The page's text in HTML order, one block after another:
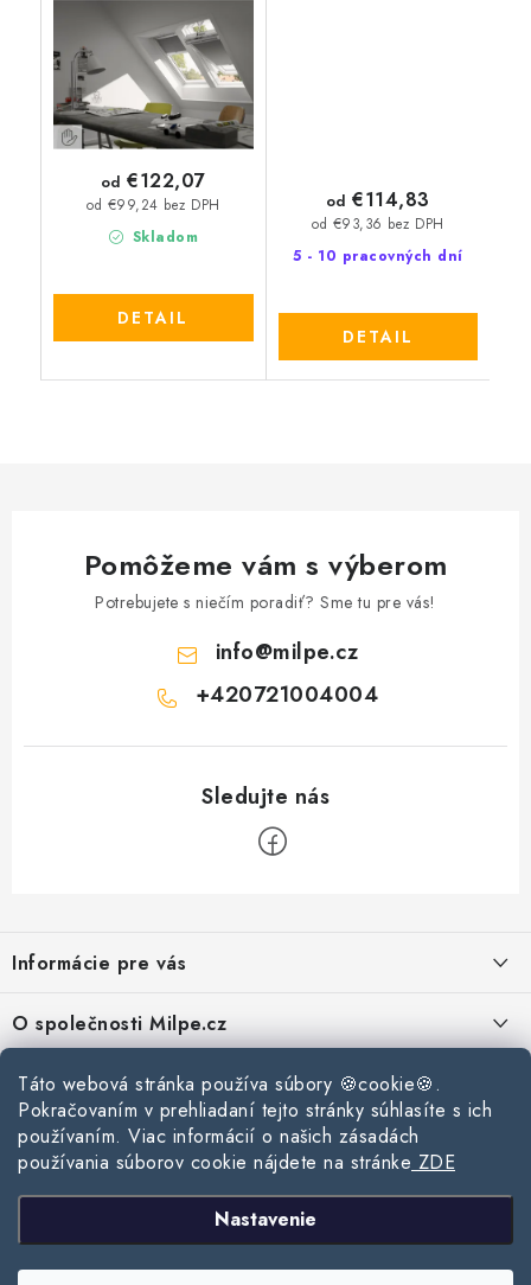
Táto webová stránka používa súbory 🍪cookie🍪.
Pokračovaním v prehliadaní tejto stránky súhlasíte s ich
používaním. Viac informácií o našich zásadách
používania súborov cookie nájdete na stránke ZDE
Nastavenie
Skladom
od €99,24 bez DPH
od €122,07
DETAIL
5 - 10 pracovných dní
od €93,36 bez DPH
od €114,83
DETAIL
Pomôžeme vám s výberom
Potrebujete s niečím poradiť? Sme tu pre vás!
info@milpe.cz
+420721004004
p
ä
t
Informácie pre vás
Zásady používania súborov cookie
Podmínky ochrany osobních údajů
Obchodní podmínky
O společnosti Milpe.cz
O spoločnosti Milpe
Kontakty
Kontaktné informácie
Stavebný blog
Ako vybrať správnu difúznu fóliu pre strechu?
Žalúzie do spálne: Ako vybrať ideálne tienenie pre pokojný spánok?
Prijímame online platby
Copyright 2026www.milpe.sk. Všetky práva vyhradené.Upraviť nastavenie